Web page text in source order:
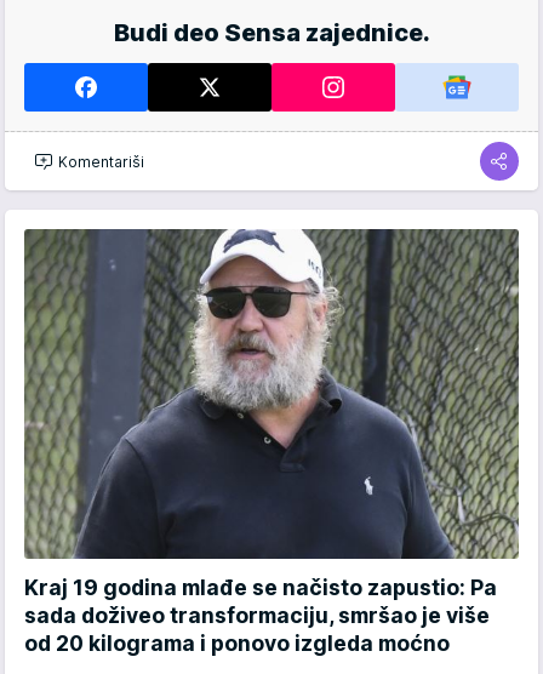
Budi deo Sensa zajednice.
Komentariši
Kraj 19 godina mlađe se načisto zapustio: Pa
sada doživeo transformaciju, smršao je više
od 20 kilograma i ponovo izgleda moćno